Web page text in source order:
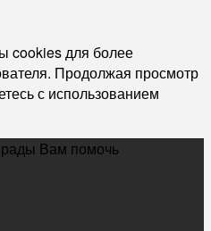
cookies для более
Продолжая просмотр
с использованием
рады Вам помочь